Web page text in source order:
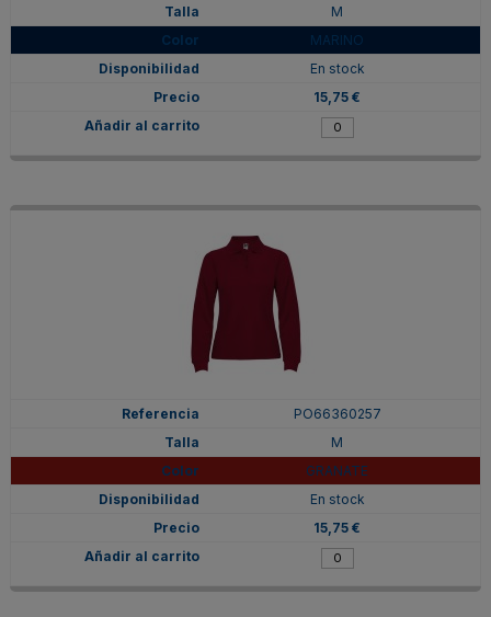
M
MARINO
En stock
15,75 €
PO66360257
M
GRANATE
En stock
15,75 €